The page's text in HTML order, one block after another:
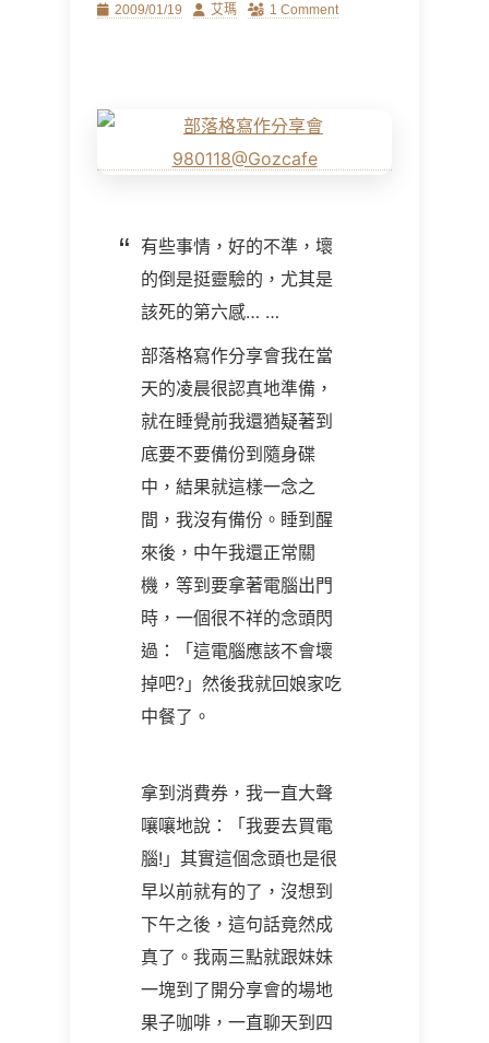
Posted
2009/01/19 Author
艾瑪 1 Comment
有些事情，好的不準，壞
的倒是挺靈驗的，尤其是
該死的第六感… …
部落格寫作分享會我在當
天的凌晨很認真地準備，
就在睡覺前我還猶疑著到
底要不要備份到隨身碟
中，結果就這樣一念之
間，我沒有備份。睡到醒
來後，中午我還正常關
機，等到要拿著電腦出門
時，一個很不祥的念頭閃
過 ：「這電腦應該不會壞
掉吧?」然後我就回娘家吃
中餐了。
拿到消費券，我一直大聲
嚷嚷地說：「我要去買電
腦!」其實這個念頭也是很
早以前就有的了，沒想到
下午之後，這句話竟然成
真了。我兩三點就跟妹妹
一塊到了開分享會的場地
果子咖啡，一直聊天到四